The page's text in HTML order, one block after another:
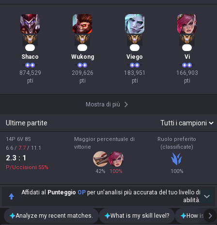
Shaco
874,529
pti
Wukong
209,626
pti
Viego
183,951
pti
Vi
166,903
pti
Mostra di più
Ultime partite
14P 6V 8S
6.6 / 7.7 / 11.1
2.3 : 1
P/Uccisioni 55%
Maggior percentuale di
vittorie
42% 100%
Ruolo preferito
(classificate)
100%
Affidati al Punteggio OPper un'analisi più accurata del tuo livello di
abilità.
Analyze my recent matches. What is my skill level? How is my